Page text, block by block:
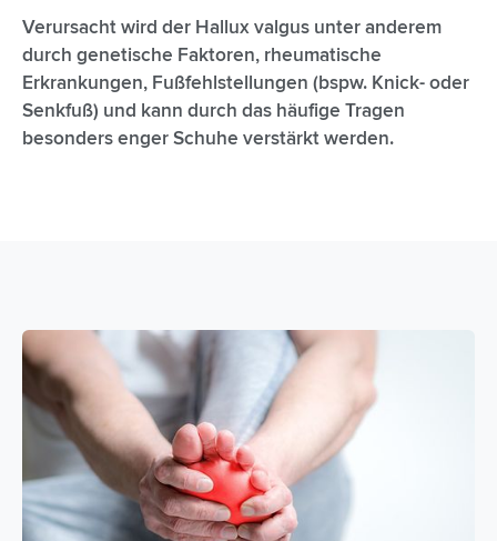
Verursacht wird der Hallux valgus unter anderem
durch genetische Faktoren, rheumatische
Erkrankungen, Fußfehlstellungen (bspw. Knick- oder
Senkfuß) und kann durch das häufige Tragen
besonders enger Schuhe verstärkt werden.